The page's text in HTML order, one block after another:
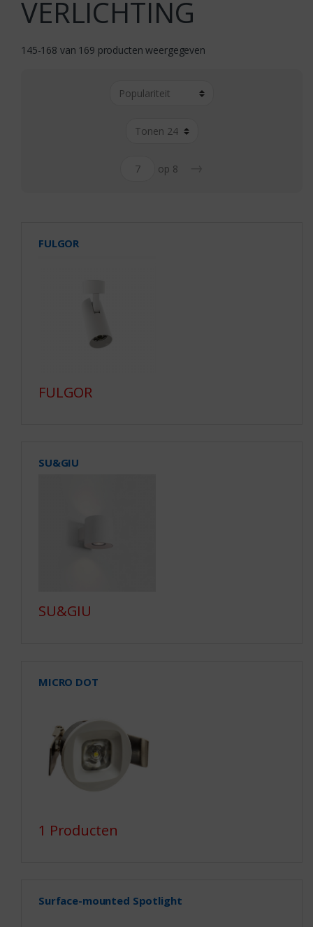
VERLICHTING
145-168 van 169 producten weergegeven
op 8
FULGOR
FULGOR
SU&GIU
SU&GIU
MICRO DOT
1 Producten
Surface-mounted Spotlight